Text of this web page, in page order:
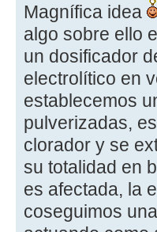
Magnífica idea
algo sobre ello
un dosificador
electrolítico en
establecemos
pulverizadas,
clorador y se
su totalidad en
es afectada, la
coseguimos